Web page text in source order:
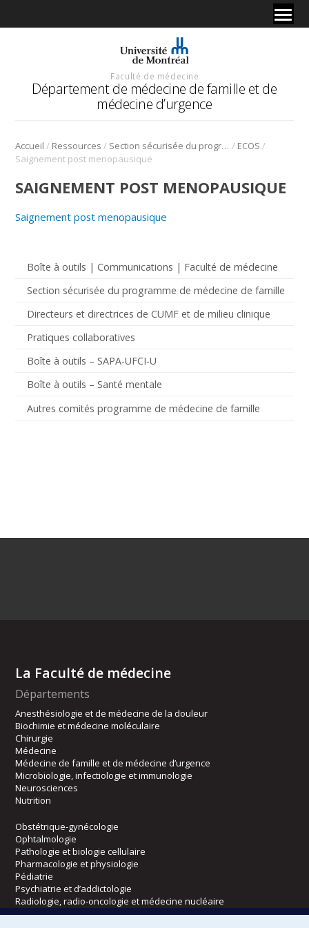
Faculté de médecine
Département de médecine de famille et de
médecine d’urgence
Accueil / Ressources / Section sécurisée du programme de médecine de famille / ECOS /
Saignement post menopausique
Boîte à outils | Communications | Faculté de médecine
Section sécurisée du programme de médecine de famille
Directeurs et directrices de CUMF et de milieu clinique
Pratiques collaboratives
Boîte à outils – SAPA-UFCI-U
Boîte à outils – Santé mentale
Autres comités programme de médecine de famille
SAIGNEMENT POST MENOPAUSIQUE
Saignement post menopausique
La Faculté de médecine
Départements
Anesthésiologie et de médecine de la douleur
Biochimie et médecine moléculaire
Chirurgie
Médecine
Médecine de famille et de médecine d’urgence
Microbiologie, infectiologie et immunologie
Neurosciences
Nutrition
Obstétrique-gynécologie
Ophtalmologie
Pathologie et biologie cellulaire
Pharmacologie et physiologie
Pédiatrie
Psychiatrie et d’addictologie
Radiologie, radio-oncologie et médecine nucléaire